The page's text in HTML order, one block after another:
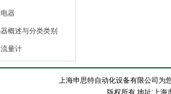
器
概述与分类类别
量计
上海申思特自动化设备有限公司为
版权所有 地址:上海